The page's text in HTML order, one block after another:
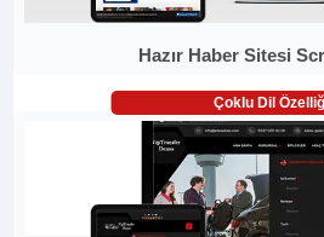
Hazır Haber Sitesi
Çoklu Dil